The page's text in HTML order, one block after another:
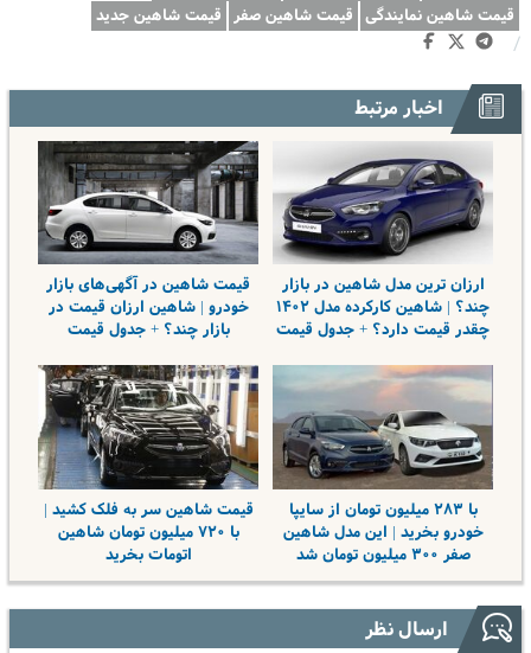
قیمت شاهین نمایندگی قیمت شاهین صفر قیمت شاهین جدید
/
اخبار مرتبط
ارزان ترین مدل شاهین در بازار
چند؟ | شاهین کارکرده مدل ۱۴۰۲
چقدر قیمت دارد؟ + جدول قیمت
قیمت شاهین در آگهی‌های بازار
خودرو | شاهین ارزان قیمت در
بازار چند؟ + جدول قیمت
با ۲۸۳ میلیون تومان از سایپا
خودرو بخرید | این مدل شاهین
صفر ۳۰۰ میلیون تومان شد
قیمت شاهین سر به فلک کشید |
با ۷۲۰ میلیون تومان شاهین
اتومات بخرید
ارسال نظر